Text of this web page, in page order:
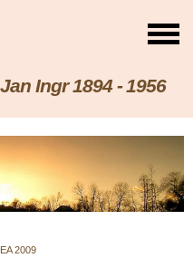
Ingr 1894 - 1956
2009